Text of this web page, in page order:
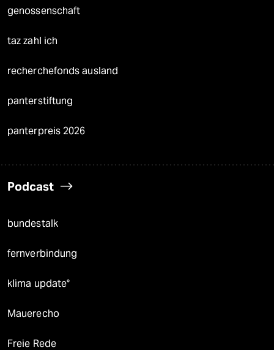
genossenschaft
taz zahl ich
recherchefonds ausland
panterstiftung
panterpreis 2026
Podcast
bundestalk
fernverbindung
klima update°
Mauerecho
Freie Rede